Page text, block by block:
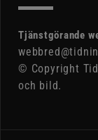
Tjänstgörande
© Copyright
och bild.